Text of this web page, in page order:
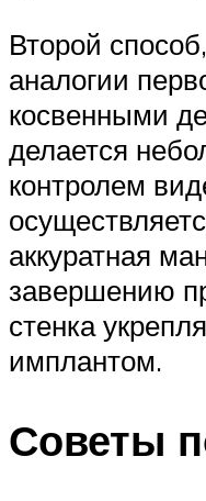
Второй
аналогии
косвенными
делается
контролем
аккуратная
завершению
стенка
имплантом.
Советы